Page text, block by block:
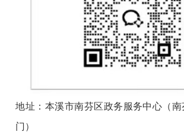
地址：本溪市南芬区政务服务中心（南
门）